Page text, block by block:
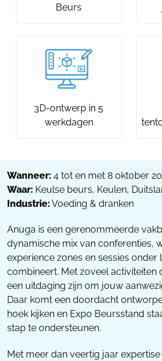
Beurs
3D-ontwerp in 5
werkdagen
Wanneer: 4 tot en met 8 oktober
Waar: Keulse beurs, Keulen,
Industrie:Voeding & dranken
Anuga is een gerenommeerde
dynamische mix van conferenties,
experience zones en sessies onder
combineert. Met zoveel activiteiten
een uitdaging zijn om jouw
Daar komt een doordacht
hoek kijken en Expo Beursstand
stap te ondersteunen.
Met meer dan veertig jaar